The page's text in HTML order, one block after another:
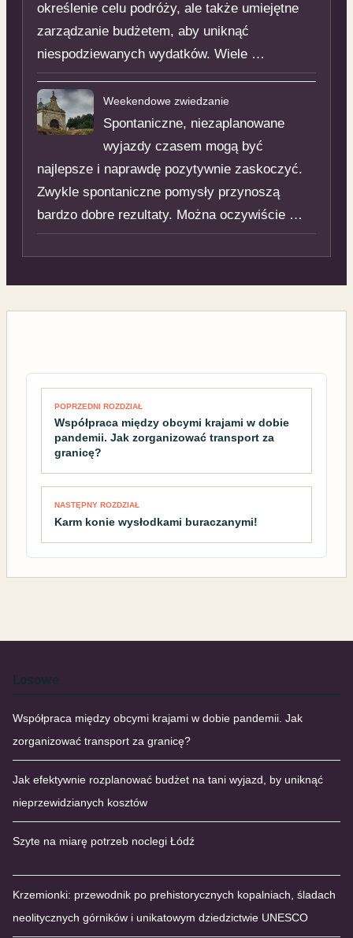
określenie celu podróży, ale także umiejętne
zarządzanie budżetem, aby uniknąć
niespodziewanych wydatków. Wiele …
Weekendowe zwiedzanie
Spontaniczne, niezaplanowane
wyjazdy czasem mogą być
najlepsze i naprawdę pozytywnie zaskoczyć.
Zwykle spontaniczne pomysły przynoszą
bardzo dobre rezultaty. Można oczywiście …
Nawigacja wpisu
POPRZEDNI ROZDZIAŁ
Współpraca między obcymi krajami w dobie
pandemii. Jak zorganizować transport za
granicę?
NASTĘPNY ROZDZIAŁ
Karm konie wysłodkami buraczanymi!
Losowe
Współpraca między obcymi krajami w dobie pandemii. Jak
zorganizować transport za granicę?
Jak efektywnie rozplanować budżet na tani wyjazd, by uniknąć
nieprzewidzianych kosztów
Szyte na miarę potrzeb noclegi Łódź
Krzemionki: przewodnik po prehistorycznych kopalniach, śladach
neolitycznych górników i unikatowym dziedzictwie UNESCO